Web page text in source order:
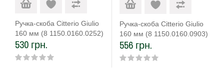
Ручка-скоба Citterio Giulio
160 мм (8 1150.0160.0252)
чорний матовий
530 грн.
Ручка-скоба Citterio Giulio
160 мм (8 1150.0160.0903)
матове золото
556 грн.